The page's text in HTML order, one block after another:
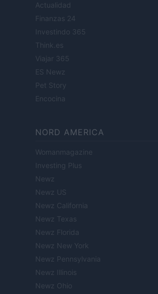
Actualidad
Finanzas 24
Investindo 365
Think.es
Viajar 365
ES Newz
Pet Story
Encocina
NORD AMERICA
Womanmagazine
Investing Plus
Newz
Newz US
Newz California
Newz Texas
Newz Florida
Newz New York
Newz Pennsylvania
Newz Illinois
Newz Ohio